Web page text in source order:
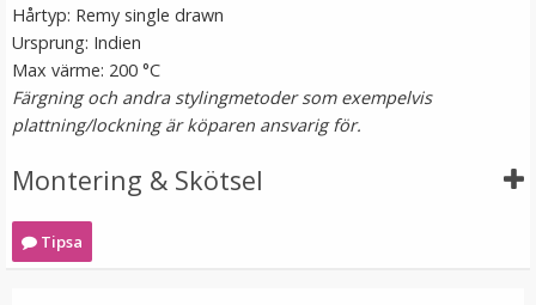
Hårtyp: Remy single drawn
Ursprung: Indien
Max värme: 200 °C
Färgning och andra stylingmetoder som exempelvis
plattning/lockning är köparen ansvarig för.
Montering & Skötsel
Tipsa